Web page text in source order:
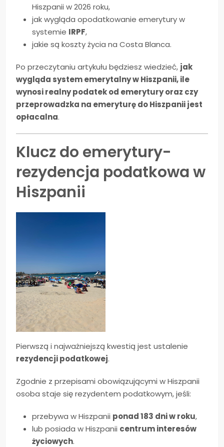
Hiszpanii w 2026 roku,
jak wygląda opodatkowanie emerytury w
systemie IRPF,
jakie są koszty życia na Costa Blanca.
Po przeczytaniu artykułu będziesz wiedzieć, jak
wygląda system emerytalny w Hiszpanii, ile
wynosi realny podatek od emerytury oraz czy
przeprowadzka na emeryturę do Hiszpanii jest
opłacalna.
Klucz do emerytury-
rezydencja podatkowa w
Hiszpanii
Pierwszą i najważniejszą kwestią jest ustalenie
rezydencji podatkowej.
Zgodnie z przepisami obowiązującymi w Hiszpanii
osoba staje się rezydentem podatkowym, jeśli:
przebywa w Hiszpanii ponad 183 dni w roku,
lub posiada w Hiszpanii centrum interesów
życiowych.